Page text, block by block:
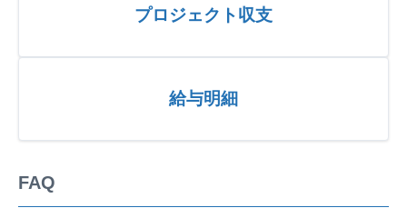
プロジェクト収支
給与明細
FAQ